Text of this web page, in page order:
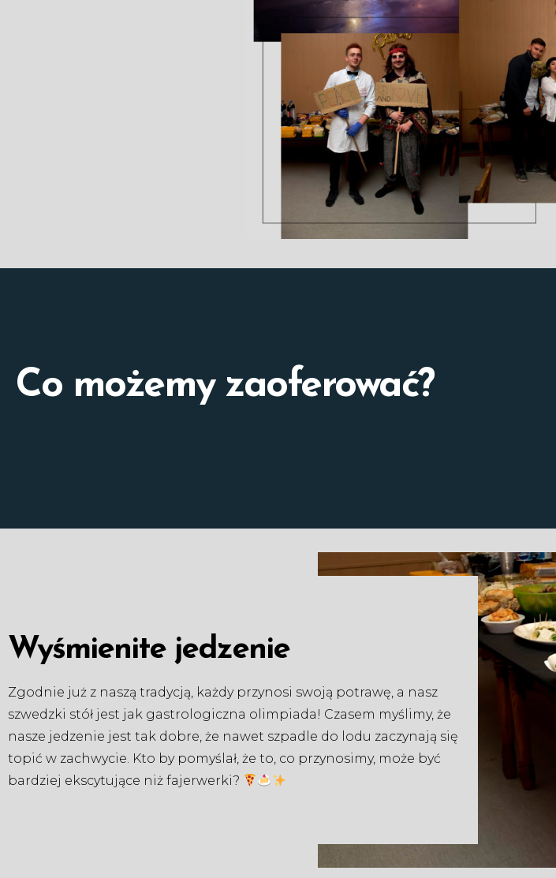
Co możemy zaoferować?
Wyśmienite jedzenie
Zgodnie już z naszą tradycją, każdy przynosi swoją potrawę, a nasz
szwedzki stół jest jak gastrologiczna olimpiada! Czasem myślimy, że
nasze jedzenie jest tak dobre, że nawet szpadle do lodu zaczynają się
topić w zachwycie. Kto by pomyślał, że to, co przynosimy, może być
bardziej ekscytujące niż fajerwerki?